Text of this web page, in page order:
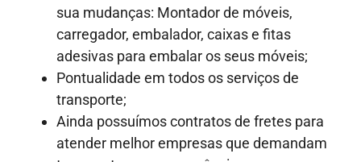
sua mudanças: Montador de móveis,
carregador, embalador, caixas e fitas
adesivas para embalar os seus móveis;
Pontualidade em todos os serviços de
transporte;
Ainda possuímos contratos de fretes para
atender melhor empresas que demandam